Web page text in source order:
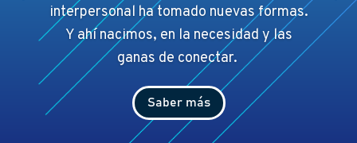
interpersonal ha tomado nuevas formas.
Y ahí nacimos, en la necesidad y las
ganas de conectar.
Saber más